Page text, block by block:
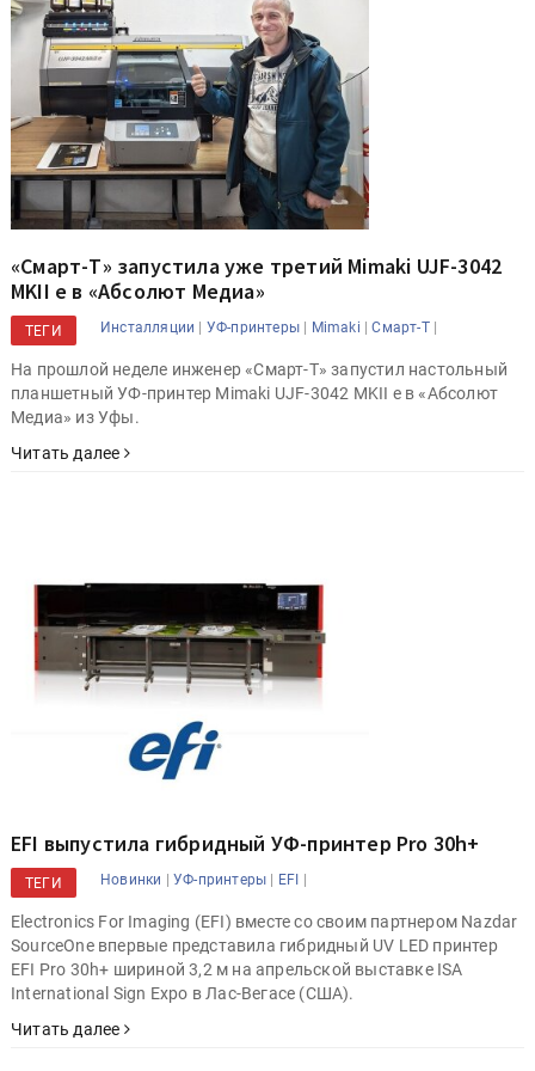
«Смарт-Т» запустила уже третий Mimaki UJF-3042
MKII e в «Абсолют Медиа»
ТЕГИ Инсталляции | УФ-принтеры | Mimaki |Смарт-Т|
На прошлой неделе инженер «Смарт-Т» запустил настольный
планшетный УФ-принтер Mimaki UJF-3042 MKII e в «Абсолют
Медиа» из Уфы.
Читать далее
EFI выпустила гибридный УФ-принтер Pro 30h+
ТЕГИ Новинки |УФ-принтеры | EFI |
Electronics For Imaging (EFI) вместе со своим партнером Nazdar
SourceOne впервые представила гибридный UV LED принтер
EFI Pro 30h+ шириной 3,2 м на апрельской выставке ISA
International Sign Expo в Лас-Вегасе (США).
Читать далее